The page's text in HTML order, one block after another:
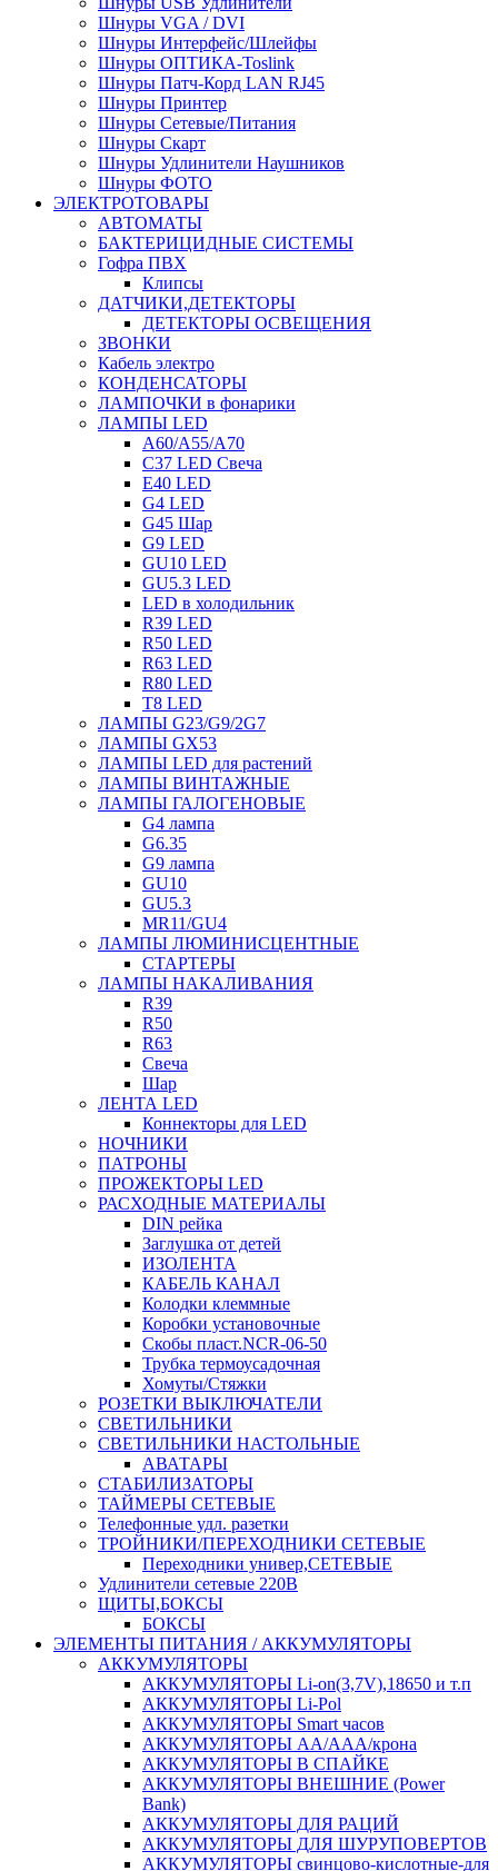
Шнуры VGA / DVI
Шнуры Интерфейс/Шлейфы
Шнуры ОПТИКА-Toslink
Шнуры Патч-Корд LAN RJ45
Шнуры Принтер
Шнуры Сетевые/Питания
Шнуры Скарт
Шнуры Удлинители Наушников
Шнуры ФОТО
ЭЛЕКТРОТОВАРЫ
АВТОМАТЫ
БАКТЕРИЦИДНЫЕ СИСТЕМЫ
Гофра ПВХ
Клипсы
ДАТЧИКИ,ДЕТЕКТОРЫ
ДЕТЕКТОРЫ ОСВЕЩЕНИЯ
ЗВОНКИ
Кабель электро
КОНДЕНСАТОРЫ
ЛАМПОЧКИ в фонарики
ЛАМПЫ LED
A60/A55/A70
C37 LED Свеча
E40 LED
G4 LED
G45 Шар
G9 LED
GU10 LED
GU5.3 LED
LED в холодильник
R39 LED
R50 LED
R63 LED
R80 LED
T8 LED
ЛАМПЫ G23/G9/2G7
ЛАМПЫ GX53
ЛАМПЫ LED для растений
ЛАМПЫ ВИНТАЖНЫЕ
ЛАМПЫ ГАЛОГЕНОВЫЕ
G4 лампа
G6.35
G9 лампа
GU10
GU5.3
MR11/GU4
ЛАМПЫ ЛЮМИНИСЦЕНТНЫЕ
СТАРТЕРЫ
ЛАМПЫ НАКАЛИВАНИЯ
R39
R50
R63
Свеча
Шар
ЛЕНТА LED
Коннекторы для LED
НОЧНИКИ
ПАТРОНЫ
ПРОЖЕКТОРЫ LED
РАСХОДНЫЕ МАТЕРИАЛЫ
DIN рейка
Заглушка от детей
ИЗОЛЕНТА
КАБЕЛЬ КАНАЛ
Колодки клеммные
Коробки установочные
Скобы пласт.NCR-06-50
Трубка термоусадочная
Хомуты/Стяжки
РОЗЕТКИ ВЫКЛЮЧАТЕЛИ
СВЕТИЛЬНИКИ
СВЕТИЛЬНИКИ НАСТОЛЬНЫЕ
АВАТАРЫ
СТАБИЛИЗАТОРЫ
ТАЙМЕРЫ СЕТЕВЫЕ
Телефонные удл. разетки
ТРОЙНИКИ/ПЕРЕХОДНИКИ СЕТЕВЫЕ
Переходники универ,СЕТЕВЫЕ
Удлинители сетевые 220В
ЩИТЫ,БОКСЫ
БОКСЫ
ЭЛЕМЕНТЫ ПИТАНИЯ / АККУМУЛЯТОРЫ
АККУМУЛЯТОРЫ
АККУМУЛЯТОРЫ Li-on(3,7V),18650 и т.п
АККУМУЛЯТОРЫ Li-Pol
АККУМУЛЯТОРЫ Smart часов
АККУМУЛЯТОРЫ АА/ААА/крона
АККУМУЛЯТОРЫ В СПАЙКЕ
АККУМУЛЯТОРЫ ВНЕШНИЕ (Power
Bank)
АККУМУЛЯТОРЫ ДЛЯ РАЦИЙ
АККУМУЛЯТОРЫ ДЛЯ ШУРУПОВЕРТОВ
АККУМУЛЯТОРЫ свинцово-кислотные-для